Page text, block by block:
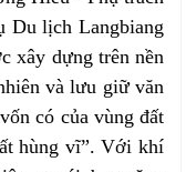
Du lịch Langbiang
xây dựng trên nền
và lưu giữ văn
có của vùng đất
hùng vĩ”. Với khí